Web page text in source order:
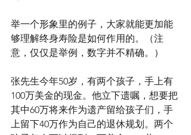
举一个形象里的例子，大家就能更加能
够理解终身寿险是如何作用的。（注
意，仅仅是举例，数字并不精确。）
张先生今年50岁，有两个孩子，手上有
100万美金的现金。他立下遗嘱，想要把
其中60万将来作为遗产留给孩子们，手
上留下40万作为自己的退休规划。两个